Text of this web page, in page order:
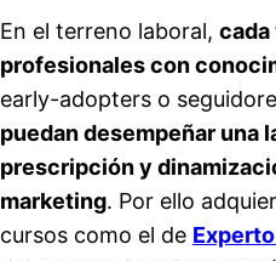
En el terreno laboral, cada
profesionales con
early-adopters o
puedan desempeñar una
prescripción y
marketing. Por ello
cursos como el de